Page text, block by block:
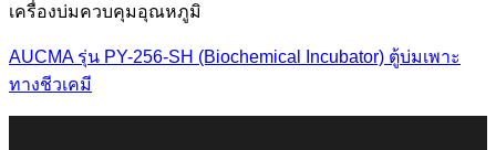
เครื่องบ่มควบคุมอุณหภูมิ
AUCMA รุ่น PY-256-SH (Biochemical Incubator) ตู้บ่มเพาะ
ทางชีวเคมี